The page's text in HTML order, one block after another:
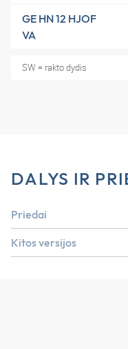
GE HN 12 HJOF
VA
SW = rakto dydis
DALYS IR
Priedai
Kitos versijos